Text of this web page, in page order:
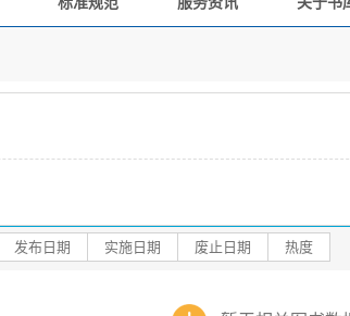
发布日期 实施日期 废止日期 热度